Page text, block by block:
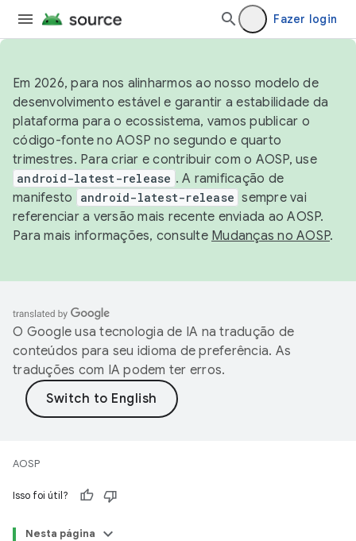
Fazer login
Em 2026, para nos alinharmos ao nosso modelo de
desenvolvimento estável e garantir a estabilidade da
plataforma para o ecossistema, vamos publicar o
código-fonte no AOSP no segundo e quarto
trimestres. Para criar e contribuir com o AOSP, use
android-latest-release . A ramificação de
manifesto
android-latest-release sempre vai
referenciar a versão mais recente enviada ao AOSP.
Para mais informações, consulte Mudanças no AOSP.
O Google usa tecnologia de IA na tradução de
conteúdos para seu idioma de preferência. As
traduções com IA podem ter erros.
AOSP
Isso foi útil?
Nesta página